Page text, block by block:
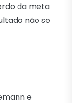
da meta
não se
e